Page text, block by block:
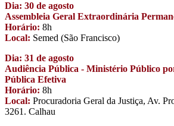
Dia: 30 de agosto
Assembleia Geral Extraordinária
Horário: 8h
Local: Semed (São Francisco)
Dia: 31 de agosto
Audiência Pública - Ministério Público
Pública Efetiva
Horário: 8h
Local: Procuradoria Geral da Justiça, Av.
3261. Calhau